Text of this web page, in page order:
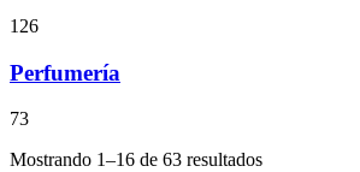
126
Perfumería
73
Mostrando 1–16 de 63 resultados